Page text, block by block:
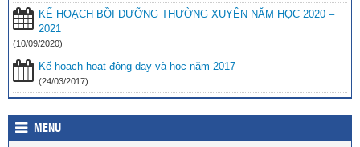
ở(10/08/2023)
KẾ HOẠCH BỒI DƯỠNG THƯỜNG XUYÊN NĂM HỌC 2020 –
2021
(10/09/2020)
Kế hoạch hoạt động dạy và học năm 2017
(24/03/2017)
MENU